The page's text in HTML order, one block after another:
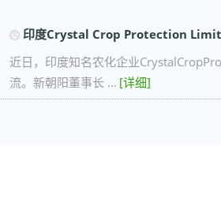
印度Crystal Crop Protection
近日，印度知名农化企业
流。新朝阳董事长 ... [详细]